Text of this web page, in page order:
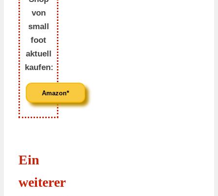
von
small
foot
aktuell
kaufen:
Amazon*
Ein
weiterer